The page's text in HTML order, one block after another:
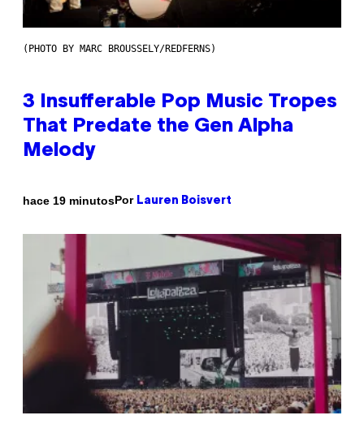
(PHOTO BY MARC BROUSSELY/REDFERNS)
3 Insufferable Pop Music Tropes
That Predate the Gen Alpha
Melody
hace 19 minutosPor Lauren Boisvert